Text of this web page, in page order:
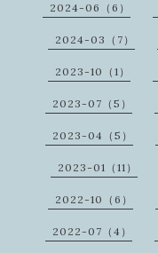
2024-06（6）
2024-03（7）
2023-10（1）
2023-07（5）
2023-04（5）
2023-01（11）
2022-10（6）
2022-07（4）